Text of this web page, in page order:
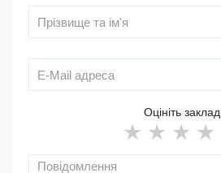
Оцініть заклад